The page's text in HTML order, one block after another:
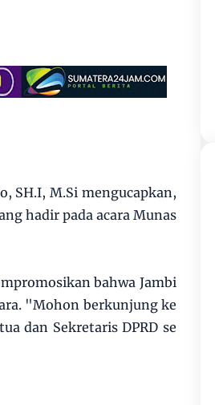
SH.I, M.Si mengucapkan,
hadir pada acara Munas
bahwa Jambi
"Mohon berkunjung ke
dan Sekretaris DPRD se